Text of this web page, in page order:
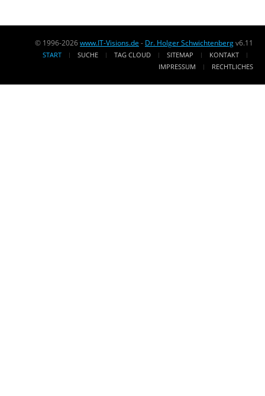
© 1996-2026www.IT-Visions.de - Dr. Holger Schwichtenbergv6.11
START SUCHE TAG CLOUD SITEMAP
KONTAKT
IMPRESSUM
RECHTLICHES